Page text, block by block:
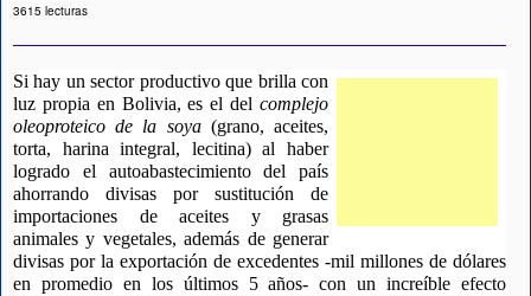
3615 lecturas
Si hay un sector productivo que brilla con
luz propia en Bolivia, es el del complejo
oleoproteico de la soya (grano, aceites,
torta, harina integral, lecitina) al haber
logrado el autoabastecimiento del país
ahorrando divisas por sustitución de
importaciones de aceites y grasas
animales y vegetales, además de generar
divisas por la exportación de excedentes -mil millones de dólares
en promedio en los últimos 5 años- con un increíble efecto